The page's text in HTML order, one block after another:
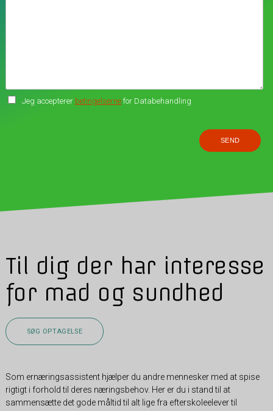
Jeg accepterer betingelsernefor Databehandling
Til dig der har interesse
for mad og sundhed
SØG OPTAGELSE
Som ernæringsassistent hjælper du andre mennesker med at spise
rigtigt i forhold til deres næringsbehov. Her er du i stand til at
sammensætte det gode måltid til alt lige fra efterskoleelever til